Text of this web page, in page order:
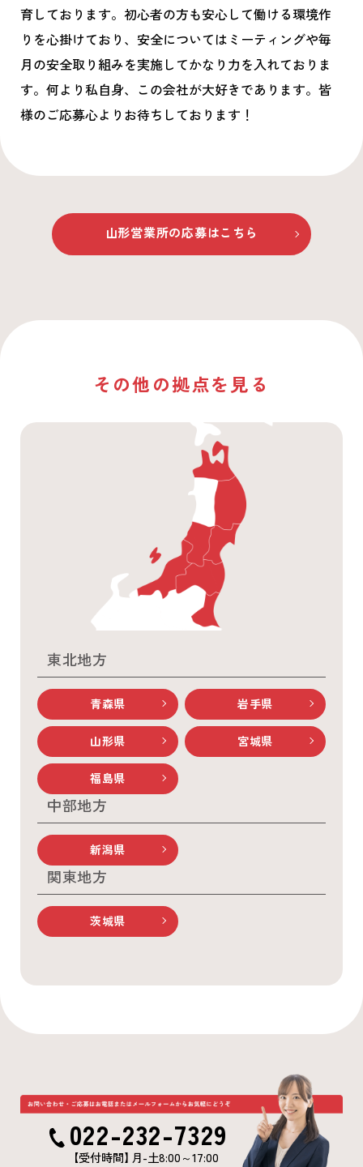
育しております。初心者の方も安心して働ける環境作
りを心掛けており、安全についてはミーティングや毎
月の安全取り組みを実施してかなり力を入れておりま
す。何より私自身、この会社が大好きであります。皆
様のご応募心よりお待ちしております！
山形営業所の応募はこちら
その他の拠点を見る
東北地方
青森県 岩手県
山形県 宮城県
福島県
中部地方
新潟県
関東地方
茨城県
022-232-7329
【受付時間】 月-土8:00～17:00